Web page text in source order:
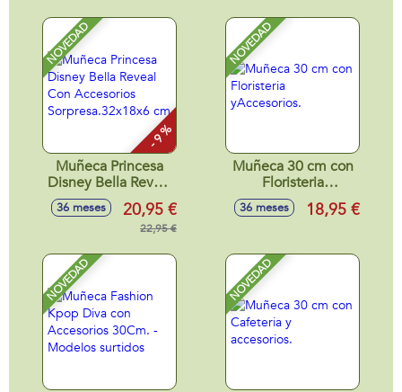
NOVEDAD
- 9 %
Muñeca Princesa
Disney Bella Reveal
Con Accesorios
Sorpresa.32x18x6
36 meses 20,95 €
22,95 €
NOVEDAD
Muñeca 30 cm con
Floristeria
yAccesorios.
36 meses 18,95 €
NOVEDAD NOVEDAD